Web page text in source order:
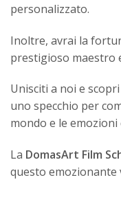
personalizzato.
Inoltre, avrai la
prestigioso maestro
Unisciti a noi e
uno specchio per
mondo e le
La DomasArt Film
questo emozionante